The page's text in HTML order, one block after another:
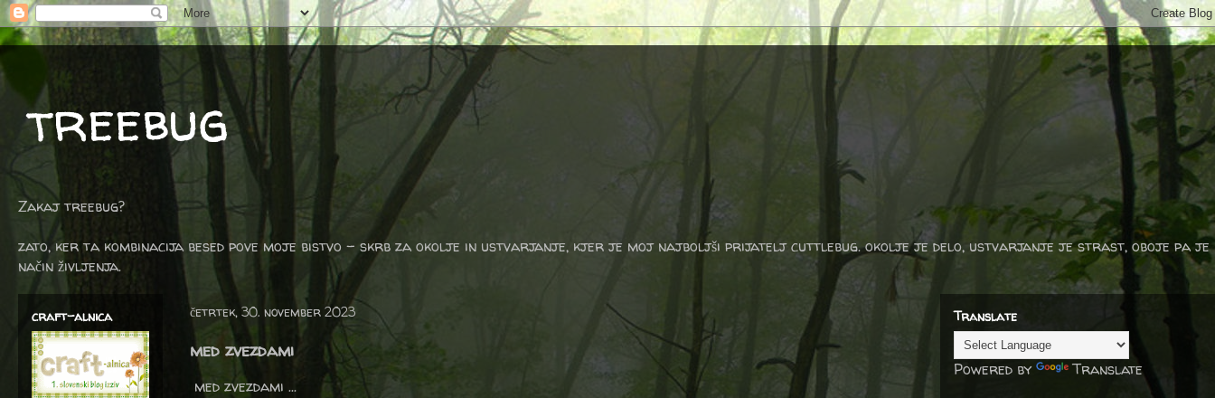
treebug
Zakaj treebug?
zato, ker ta kombinacija besed pove moje bistvo - skrb za okolje in ustvarjanje, kjer je moj najboljši prijatelj cuttlebug. okolje je delo, ustvarjanje je strast, oboje pa je
način življenja.
četrtek, 30. november 2023
med zvezdami
med zvezdami ...
craft-alnica Translate
Powered by Translate